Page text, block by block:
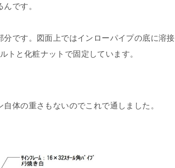
です。
です。図面上ではインローパイプの底に溶接
トと化粧ナットで固定しています。
体の重さもないのでこれで通しました。